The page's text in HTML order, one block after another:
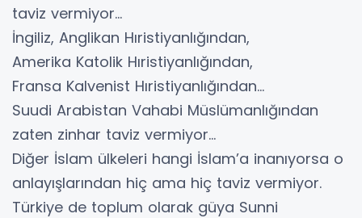
taviz vermiyor…
İngiliz, Anglikan Hıristiyanlığından,
Amerika Katolik Hıristiyanlığından,
Fransa Kalvenist Hıristiyanlığından…
Suudi Arabistan Vahabi Müslümanlığından
zaten zinhar taviz vermiyor…
Diğer İslam ülkeleri hangi İslam’a inanıyorsa o
anlayışlarından hiç ama hiç taviz vermiyor.
Türkiye de toplum olarak güya Sunni